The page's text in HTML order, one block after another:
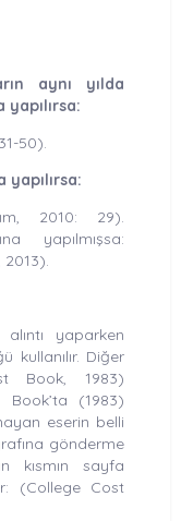
aynı yılda
yapılırsa:
50).
yapılırsa:
2010: 29).
yapılmışsa:
alıntı yaparken
kullanılır. Diğer
Book, 1983)
(1983)
eserin belli
gönderme
kısmın sayfa
(College Cost